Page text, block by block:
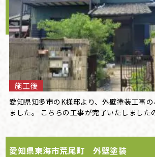
施工後
愛知県知多市のK様邸より、外壁塗装工事
ました。 こちらの工事が完了いたしました
愛知県東海市荒尾町 外壁塗装